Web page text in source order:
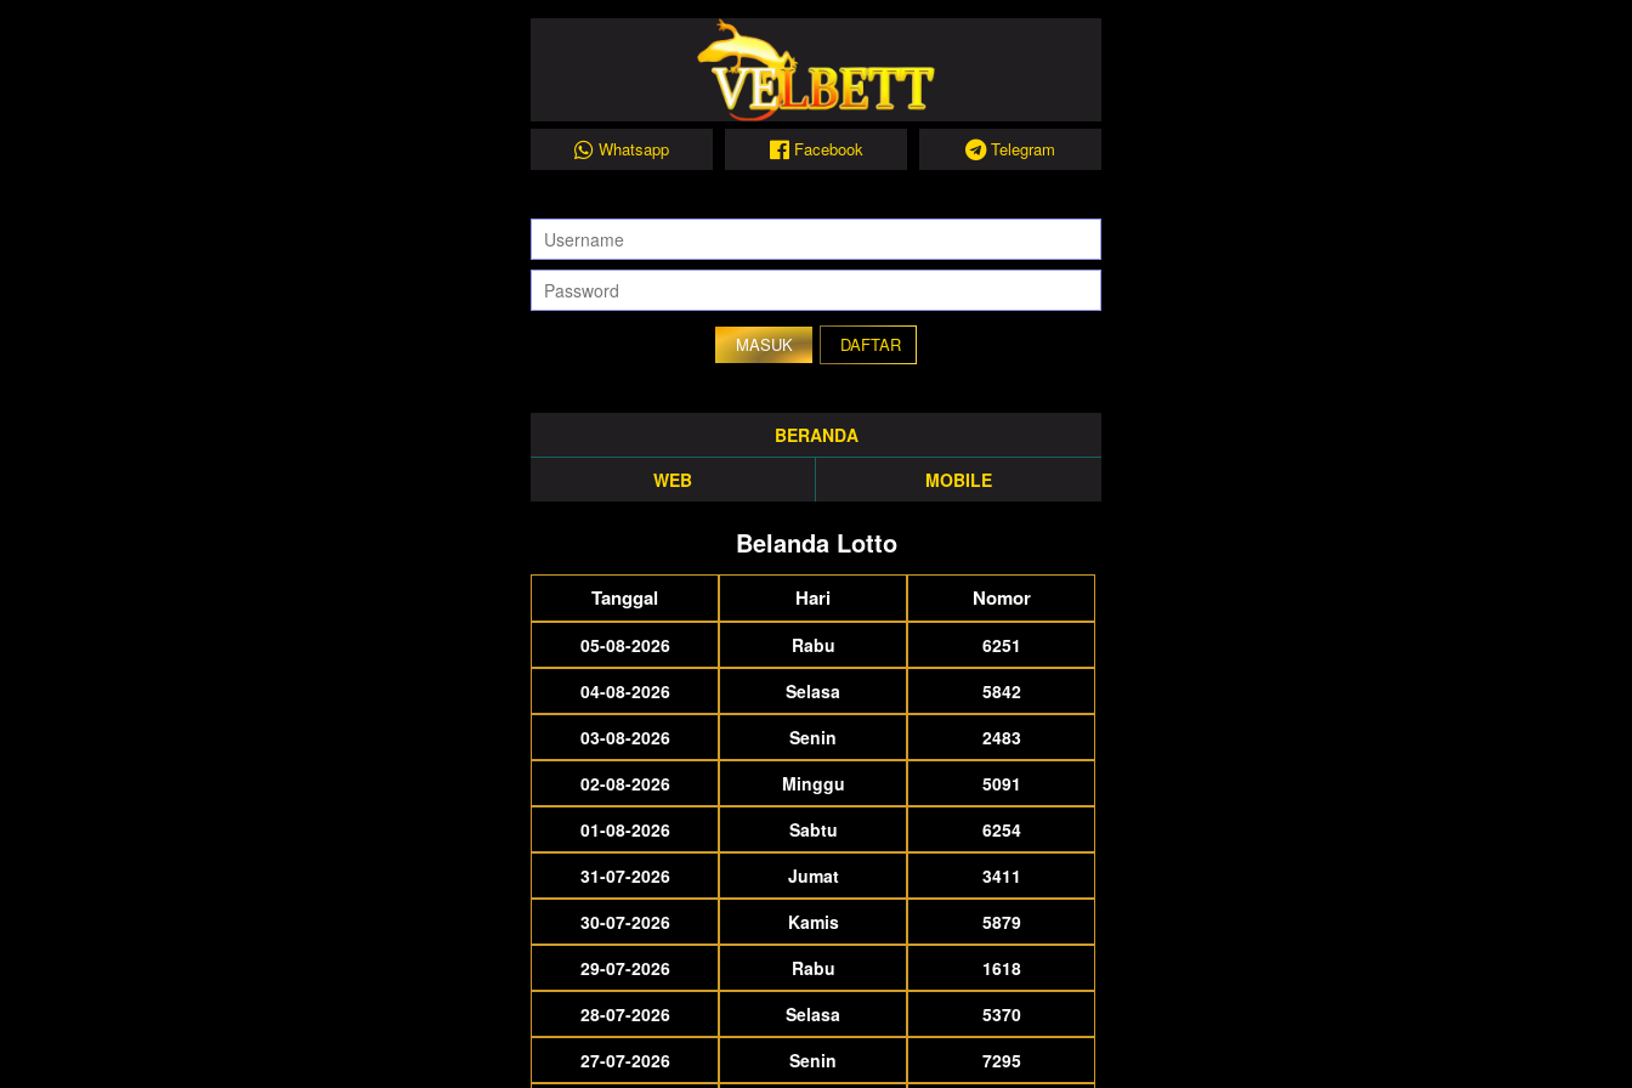
Whatsapp Facebook Telegram
DAFTAR
BERANDA
WEB
MOBILE
Belanda Lotto
Tanggal Hari Nomor
05-08-2026 Rabu
6251
04-08-2026
Selasa
5842
03-08-2026
Senin
2483
02-08-2026
Minggu
5091
01-08-2026
Sabtu
6254
31-07-2026
Jumat
3411
30-07-2026
Kamis
5879
29-07-2026
Rabu
1618
28-07-2026
Selasa
5370
27-07-2026
Senin 7295